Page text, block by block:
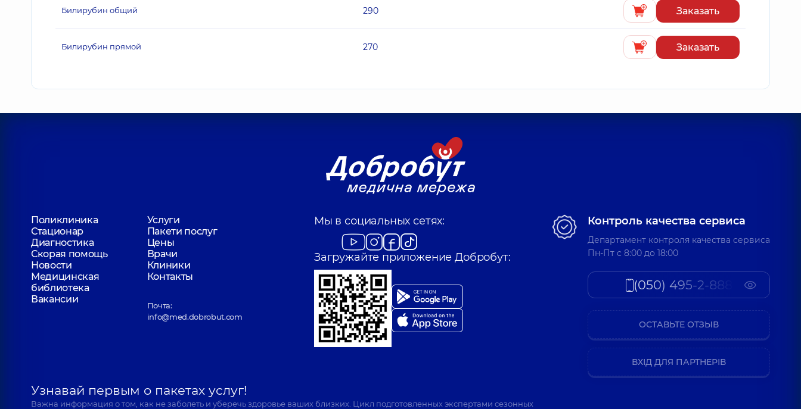
Билирубин общий 290 Заказать
Билирубин прямой 270 Заказать
Поликлиника
Услуги
Стационар
Пакети послуг
Диагностика
Цены
Скорая помощь
Врачи
Новости
Клиники
Медицинская
библиотека
Контакты
Вакансии
Почта:
info@med.dobrobut.com
Мы в социальных сетях:
Загружайте приложение Добробут:
Узнавай первым о пакетах услуг!
Важна информация о том, как не заболеть и уберечь здоровье ваших близких. Цикл подготовленных экспертами сезонных
Контроль качества сервиса
Департамент контроля качества сервиса
Пн-Пт c 8:00 до 18:00
(050) 495-2-888
ОСТАВЬТЕ ОТЗЫВ
ВХІД ДЛЯ ПАРТНЕРІВ